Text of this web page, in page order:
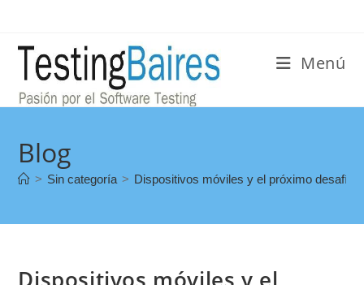
Menú
Blog
> Sin categoría > Dispositivos móviles y el próximo desafío